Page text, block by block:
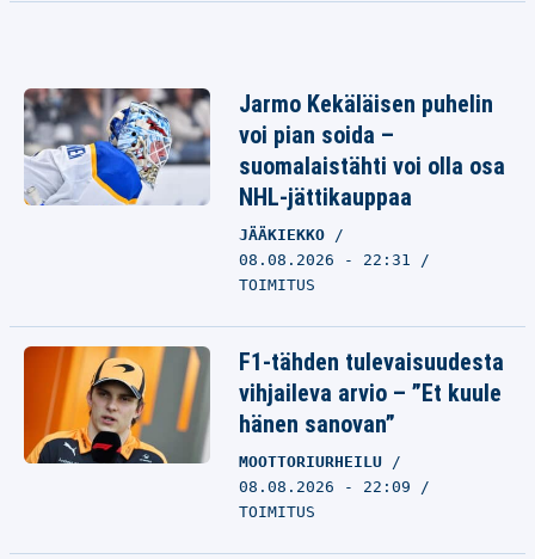
Jarmo Kekäläisen puhelin
voi pian soida –
suomalaistähti voi olla osa
NHL-jättikauppaa
JÄÄKIEKKO
08.08.2026 - 22:31
TOIMITUS
F1-tähden tulevaisuudesta
vihjaileva arvio – ”Et kuule
hänen sanovan”
MOOTTORIURHEILU
08.08.2026 - 22:09
TOIMITUS